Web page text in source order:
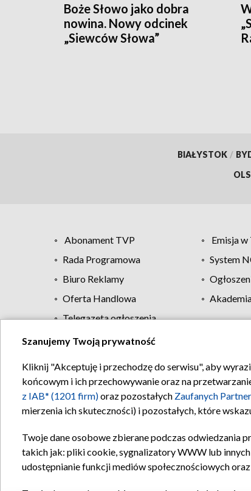
Boże Słowo jako dobra
nowina. Nowy odcinek
„Siewców Słowa”
BIAŁYSTOK /
Abonament TVP Emisja w
Rada Programowa
System
Biuro Reklamy
Oferta Handlowa
Telegazeta ogłoszenia
Regulamin
Szanujemy Twoją prywatność
Kliknij "Akceptuję i przechodzę do serwisu", aby
końcowym i ich przechowywanie oraz na
z IAB* (1201 firm)oraz pozostałych Zaufanych
mierzenia ich skuteczności) i pozostałych, które
Twoje dane osobowe zbierane podczas odwiedzania
takich jak: pliki cookie, sygnalizatory WWW lub
udostępnianie funkcji mediów społecznościowych